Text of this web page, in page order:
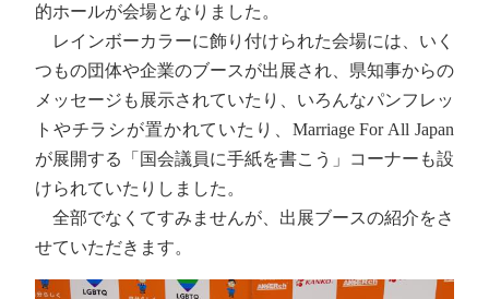
的ホールが会場となりました。
レインボーカラーに飾り付けられた会場には、いく
つもの団体や企業のブースが出展され、県知事からの
メッセージも展示されていたり、いろんなパンフレッ
トやチラシが置かれていたり、Marriage For All Japan
が展開する「国会議員に手紙を書こう」コーナーも設
けられていたりしました。
全部でなくてすみませんが、出展ブースの紹介をさ
せていただきます。